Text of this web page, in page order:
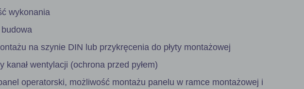
wykonania
na szynie DIN lub przykręcenia do płyty montażowej
kanał wentylacji (ochrona przed pyłem)
operatorski, możliwość montażu panelu w ramce montażowej i